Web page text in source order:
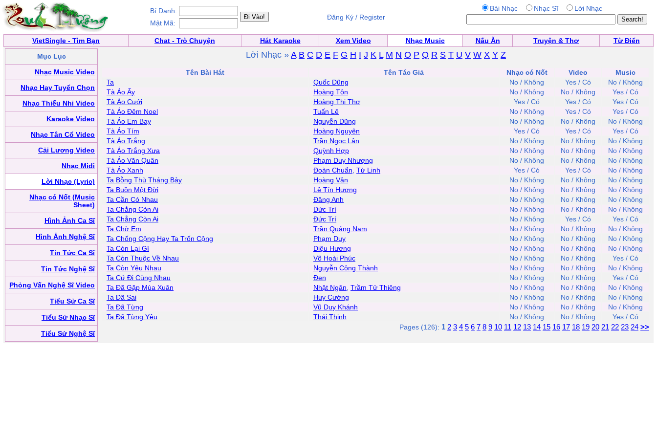
Bí Danh:
Mật Mã:
Đăng Ký / Register
Bài Nhạc Nhạc Sĩ Lời Nhạc
VietSingle - Tìm Bạn Chat - Trò Chuyện Hát Karaoke Xem Video Nhạc Music Nấu Ăn Truyện & Thơ
Từ Điển
Mục Lục
Nhạc Music Video
Nhạc Hay Tuyển Chọn
Nhạc Thiếu Nhi Video
Karaoke Video
Nhạc Tân Cổ Video
Cải Lương Video
Nhạc Midi
Lời Nhạc (Lyric)
Nhạc có Nốt (Music
Sheet)
Hình Ảnh Ca Sĩ
Hình Ảnh Nghệ Sĩ
Tin Tức Ca Sĩ
Tin Tức Nghệ Sĩ
Phỏng Vấn Nghệ Sĩ Video
Tiểu Sử Ca Sĩ
Tiểu Sử Nhạc Sĩ
Tiểu Sử Nghệ Sĩ
Lời Nhạc » A B C D E F G H I J K L M N O P Q R S T U V W X Y Z
Tên Bài Hát Tên Tác Giả Nhạc có Nốt Video
Music
Ta
Quốc Dũng No / Không Yes / Có
No / Không
Tà Áo Ấy
Hoàng Tôn No / Không No / Không
Yes / Có
Tà Áo Cưới
Hoàng Thi Thơ Yes / Có Yes / Có
Yes / Có
Tà Áo Đêm Noel
Tuấn Lê No / Không Yes / Có
Yes / Có
Tà Áo Em Bay
Nguyễn Dũng No / Không No / Không
No / Không
Tà Áo Tím
Hoàng Nguyên Yes / Có Yes / Có
Yes / Có
Tà Áo Trắng
Trần Ngọc Lân No / Không No / Không
No / Không
Tà Áo Trắng Xưa
Quỳnh Hợp No / Không No / Không
No / Không
Tà Áo Văn Quân
Phạm Duy Nhượng No / Không No / Không
No / Không
Tà Áo Xanh
Đoàn Chuẩn Từ Linh Yes / Có Yes / Có
No / Không
Ta Bỗng Thù Tháng Bảy
Hoàng Vân No / Không No / Không
No / Không
Ta Buồn Một Đời
Lê Tín Hương No / Không No / Không
No / Không
Ta Cần Có Nhau
Đăng Anh No / Không No / Không
No / Không
Ta Chẳng Còn Ai
Ðức Trí No / Không No / Không
No / Không
Ta Chẳng Còn Ai
Đức Trí No / Không Yes / Có
Yes / Có
Ta Chờ Em
Trần Quảng Nam No / Không No / Không
No / Không
Ta Chống Cộng Hay Ta Trốn Cộng
Phạm Duy No / Không No / Không
No / Không
Ta Còn Lại Gì
Diệu Hương No / Không No / Không
No / Không
Ta Còn Thuộc Về Nhau
Võ Hoài Phúc No / Không No / Không
Yes / Có
Ta Còn Yêu Nhau
Nguyễn Công Thành No / Không No / Không
No / Không
Ta Cứ Đi Cùng Nhau
Đen No / Không No / Không
Yes / Có
Ta Đã Gặp Mùa Xuân
Nhật Ngân Trầm Tử Thiêng No / Không No / Không
No / Không
Ta Đã Sai
Huy Cường No / Không No / Không
No / Không
Ta Đã Từng
Vũ Duy Khánh No / Không No / Không
No / Không
Ta Đã Từng Yêu
Thái Thịnh No / Không No / Không
Yes / Có
Pages (126): 1 2 3 4 5 6 7 8 9 10 11 12 13 14 15 16 17 18 19 20 21 22 23 24 >>